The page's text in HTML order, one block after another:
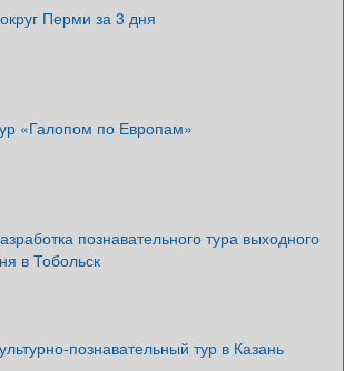
Перми за 3 дня
«Галопом по Европам»
познавательного тура выходного
в Тобольск
познавательный тур в Казань